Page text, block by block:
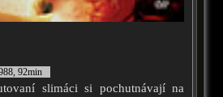
92min
slimáci si pochutnávají na